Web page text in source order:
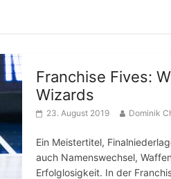
Franchise Fives:
Wizards
23. August 2019 Dominik
Ein Meistertitel,
auch Namenswechsel,
Erfolglosigkeit. In der